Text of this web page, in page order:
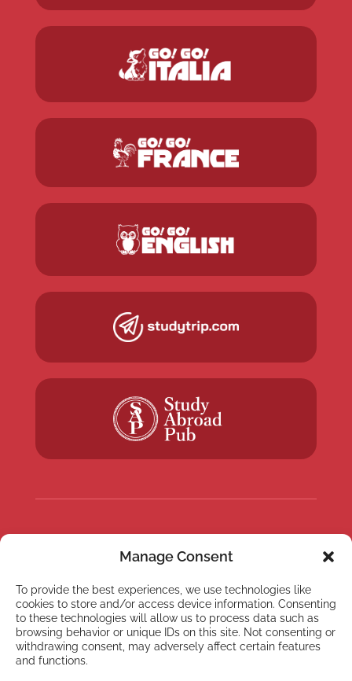
Manage Consent
To provide the best experiences, we use technologies like
cookies to store and/or access device information. Consenting
to these technologies will allow us to process data such as
browsing behavior or unique IDs on this site. Not consenting or
withdrawing consent, may adversely affect certain features
and functions.
Anmäl dig till vårt
nyhetsbrev